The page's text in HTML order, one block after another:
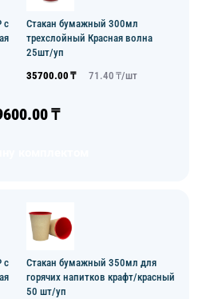
с
Стакан бумажный 300мл
трехслойный Красная волна
25шт/уп
35700.00 ₸ 71.40 ₸/шт
₸
с
Стакан бумажный 350мл для
горячих напитков крафт/красный
50 шт/уп